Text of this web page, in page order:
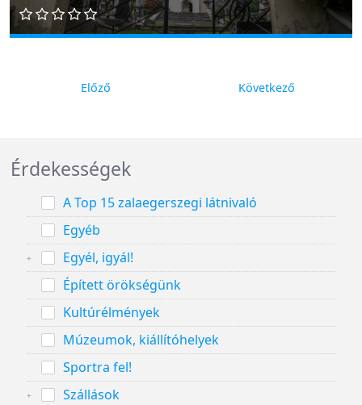
Előző Következő
Érdekességek
A Top 15 zalaegerszegi látnivaló
Egyéb
Egyél, igyál!
Épített örökségünk
Kultúrélmények
Múzeumok, kiállítóhelyek
Sportra fel!
Szállások